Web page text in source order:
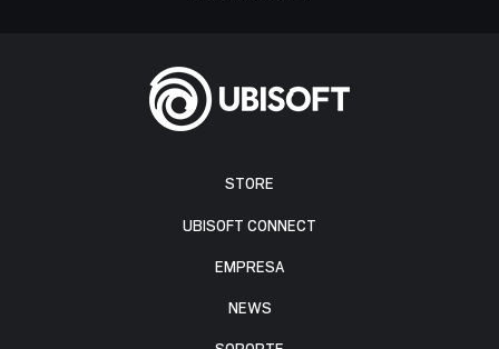
STORE
UBISOFT CONNECT
EMPRESA
NEWS